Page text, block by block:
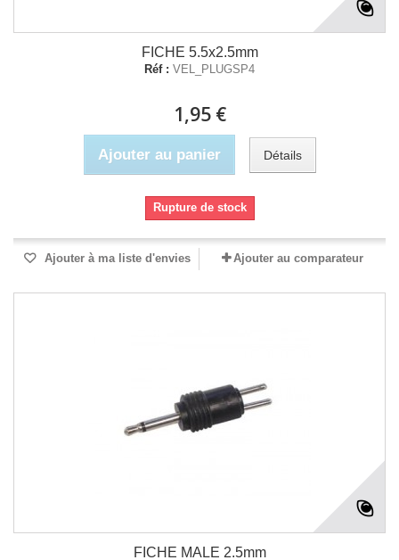
FICHE 5.5x2.5mm
Réf : VEL_PLUGSP4
1,95 €
Ajouter au panier Détails
Rupture de stock
Ajouter à ma liste d'envies Ajouter au comparateur
FICHE MALE 2.5mm